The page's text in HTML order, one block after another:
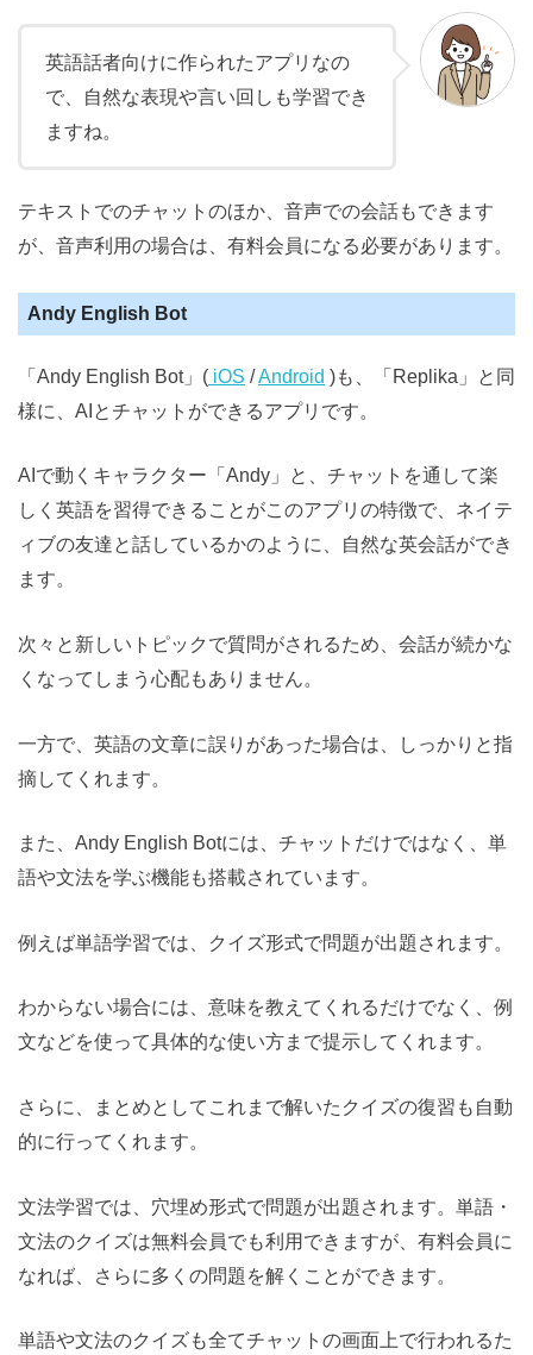
英語話者向けに作られたアプリなの
で、自然な表現や言い回しも学習でき
ますね。
テキストでのチャットのほか、音声での会話もできます
が、音声利用の場合は、有料会員になる必要があります。
Andy English Bot
「Andy English Bot」( iOS /Android )も、「Replika」と同
様に、AIとチャットができるアプリです。
AIで動くキャラクター「Andy」と、チャットを通して楽
しく英語を習得できることがこのアプリの特徴で、ネイテ
ィブの友達と話しているかのように、自然な英会話ができ
ます。
次々と新しいトピックで質問がされるため、会話が続かな
くなってしまう心配もありません。
一方で、英語の文章に誤りがあった場合は、しっかりと指
摘してくれます。
また、Andy English Botには、チャットだけではなく、単
語や文法を学ぶ機能も搭載されています。
例えば単語学習では、クイズ形式で問題が出題されます。
わからない場合には、意味を教えてくれるだけでなく、例
文などを使って具体的な使い方まで提示してくれます。
さらに、まとめとしてこれまで解いたクイズの復習も自動
的に行ってくれます。
文法学習では、穴埋め形式で問題が出題されます。単語・
文法のクイズは無料会員でも利用できますが、有料会員に
なれば、さらに多くの問題を解くことができます。
単語や文法のクイズも全てチャットの画面上で行われるた